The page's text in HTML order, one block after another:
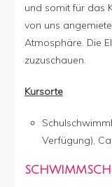
und somit für das
von uns
Atmosphäre. Die
zuzuschauen.
Kursorte
Verfügung),